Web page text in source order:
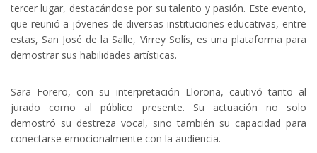
tercer lugar, destacándose por su talento y pasión. Este evento,
que reunió a jóvenes de diversas instituciones educativas, entre
estas, San José de la Salle, Virrey Solís, es una plataforma para
demostrar sus habilidades artísticas.
Sara Forero, con su interpretación Llorona, cautivó tanto al
jurado como al público presente. Su actuación no solo
demostró su destreza vocal, sino también su capacidad para
conectarse emocionalmente con la audiencia.